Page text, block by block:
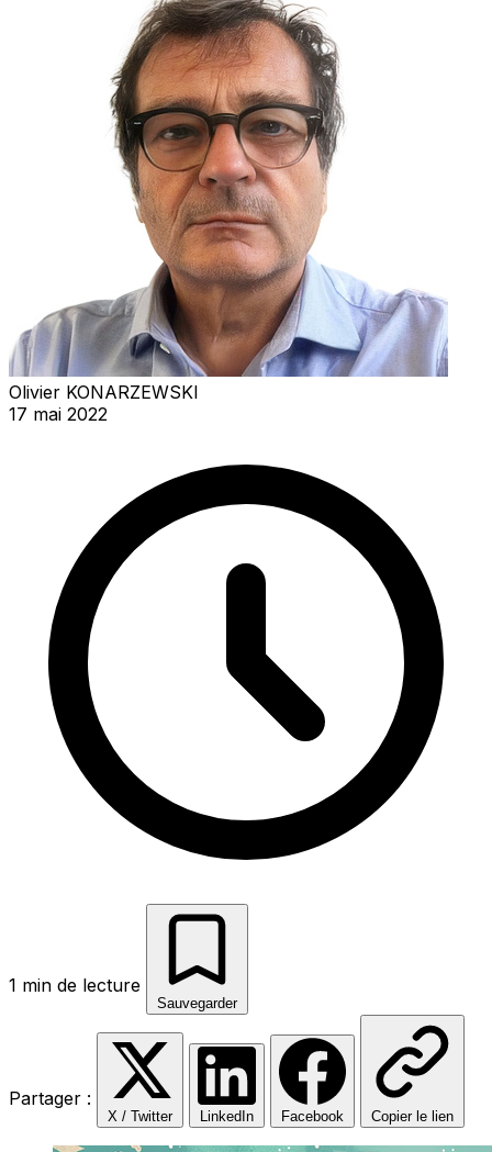
Olivier KONARZEWSKI
17 mai 2022
1 min de lecture
Sauvegarder
Partager :
X / Twitter LinkedIn Facebook Copier le lien